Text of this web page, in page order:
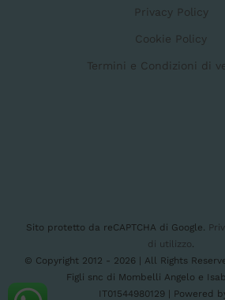
Privacy Policy
Cookie Policy
Termini e Condizioni di
Sito protetto da reCAPTCHA di Google.
di utilizzo.
© Copyright 2012 - 2026 | All Rights
Figli snc di Mombelli Angelo e
IT01544980129 | Powered